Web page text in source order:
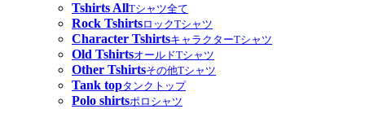
Tshirts AllTシャツ全て
Rock TshirtsロックTシャツ
Character TshirtsキャラクターTシャツ
Old TshirtsオールドTシャツ
Other Tshirtsその他Tシャツ
Tank topタンクトップ
Polo shirtsポロシャツ